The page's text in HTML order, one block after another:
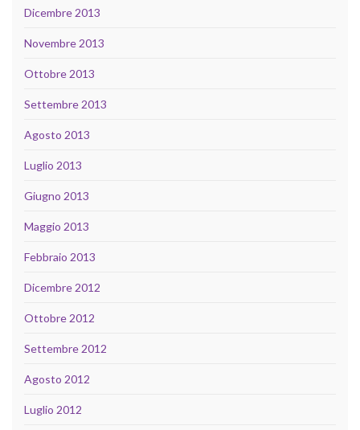
Dicembre 2013
Novembre 2013
Ottobre 2013
Settembre 2013
Agosto 2013
Luglio 2013
Giugno 2013
Maggio 2013
Febbraio 2013
Dicembre 2012
Ottobre 2012
Settembre 2012
Agosto 2012
Luglio 2012